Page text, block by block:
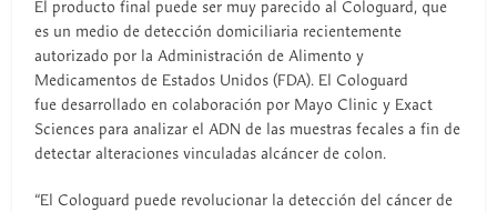
El producto final puede ser muy parecido al Cologuard, que
es un medio de detección domiciliaria recientemente
autorizado por la Administración de Alimento y
Medicamentos de Estados Unidos (FDA). El Cologuard
fue desarrollado en colaboración por Mayo Clinic y Exact
Sciences para analizar el ADN de las muestras fecales a fin de
detectar alteraciones vinculadas alcáncer de colon.
“El Cologuard puede revolucionar la detección del cáncer de